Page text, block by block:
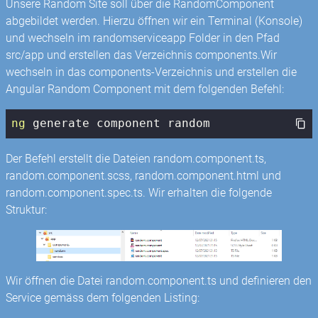
Unsere Random Site soll über die RandomComponent
abgebildet werden. Hierzu öffnen wir ein Terminal (Konsole)
und wechseln im randomserviceapp Folder in den Pfad
src/app und erstellen das Verzeichnis components.Wir
wechseln in das components-Verzeichnis und erstellen die
Angular Random Component mit dem folgenden Befehl:
ng generate component random
Der Befehl erstellt die Dateien random.component.ts,
random.component.scss, random.component.html und
random.component.spec.ts. Wir erhalten die folgende
Struktur:
Wir öffnen die Datei random.component.ts und definieren den
Service gemäss dem folgenden Listing: